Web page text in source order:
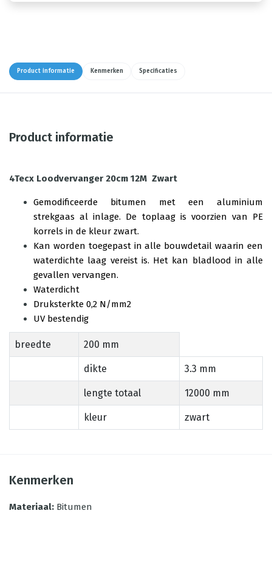
Product informatie Kenmerken Specificaties
Product informatie
4Tecx Loodvervanger 20cm 12M Zwart
Gemodificeerde bitumen met een aluminium
strekgaas al inlage. De toplaag is voorzien van PE
korrels in de kleur zwart.
Kan worden toegepast in alle bouwdetail waarin een
waterdichte laag vereist is. Het kan bladlood in alle
gevallen vervangen.
Waterdicht
Druksterkte 0,2 N/mm2
UV bestendig
breedte 200 mm
dikte 3.3 mm
lengte totaal 12000 mm
kleur zwart
Kenmerken
Materiaal: Bitumen